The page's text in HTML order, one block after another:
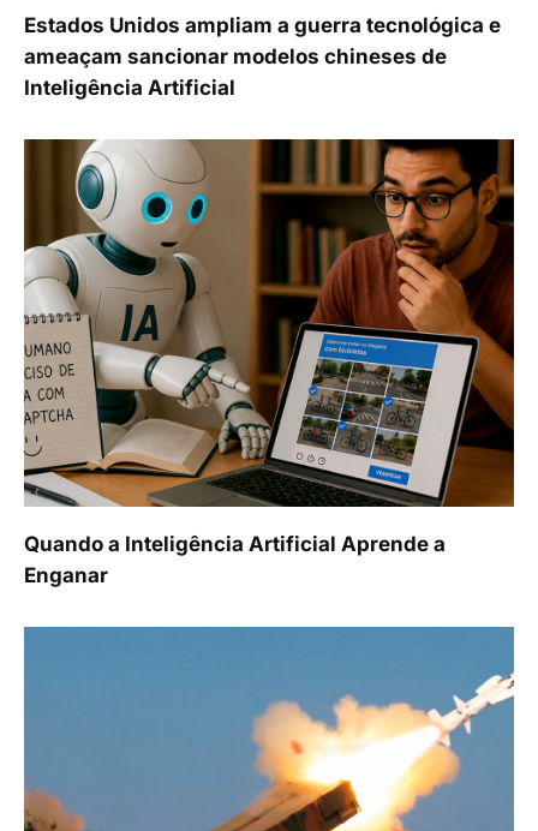
Estados Unidos ampliam a guerra tecnológica e
ameaçam sancionar modelos chineses de
Inteligência Artificial
Quando a Inteligência Artificial Aprende a
Enganar